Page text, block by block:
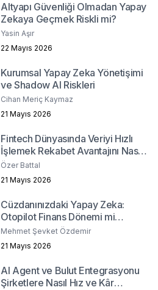
Altyapı Güvenliği Olmadan Yapay
Zekaya Geçmek Riskli mi?
Yasin Aşır
22 Mayıs 2026
Kurumsal Yapay Zeka Yönetişimi
ve Shadow AI Riskleri
Cihan Meriç Kaymaz
21 Mayıs 2026
Fintech Dünyasında Veriyi Hızlı
İşlemek Rekabet Avantajını Nasıl
Belirler?
Özer Battal
21 Mayıs 2026
Cüzdanınızdaki Yapay Zeka:
Otopilot Finans Dönemi mi
Başlıyor ?
Mehmet Şevket Özdemir
21 Mayıs 2026
AI Agent ve Bulut Entegrasyonu
Şirketlere Nasıl Hız ve Kâr